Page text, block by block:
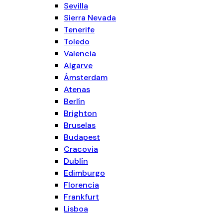
Sevilla
Sierra Nevada
Tenerife
Toledo
Valencia
Algarve
Ámsterdam
Atenas
Berlín
Brighton
Bruselas
Budapest
Cracovia
Dublín
Edimburgo
Florencia
Frankfurt
Lisboa